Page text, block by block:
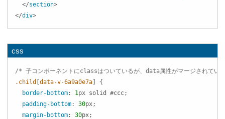
</section>
</div>
css
/* 子コンポーネントにclassはついているが、data属性がマージされてい
.child [data-v-6a9a0e7a]
{
border-bottom: 1px solid #ccc;
padding-bottom: 30px;
margin-bottom: 30px;